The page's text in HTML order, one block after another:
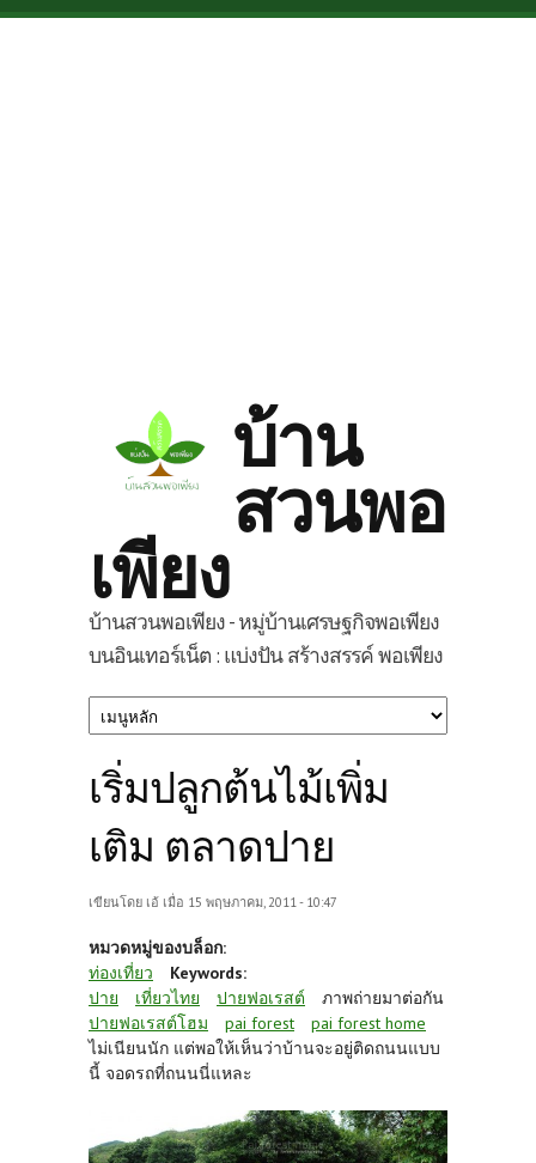
Skip to main content
บ้าน
สวนพอ
เพียง
บ้านสวนพอเพียง - หมู่บ้านเศรษฐกิจพอเพียง
บนอินเทอร์เน็ต : แบ่งปัน สร้างสรรค์ พอเพียง
เริ่มปลูกต้นไม้เพิ่ม
เติม ตลาดปาย
เขียนโดย เอ้ เมื่อ 15 พฤษภาคม, 2011 - 10:47
หมวดหมู่ของบล็อก:
ท่องเที่ยว
Keywords:
ปาย
เที่ยวไทย
ปายฟอเรสต์
ปายฟอเรสต์โฮม
pai forest pai forest home
ภาพถ่ายมาต่อกัน
ไม่เนียนนัก แต่พอให้เห็นว่าบ้านจะอยู่ติดถนนแบบ
นี้ จอดรถที่ถนนนี่แหละ